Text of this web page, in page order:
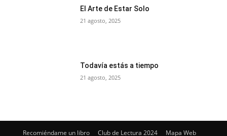
El Arte de Estar Solo
21 agosto, 2025
Todavía estás a tiempo
21 agosto, 2025
Recomiéndame un libro Club de Lectura 2024 Mapa Web